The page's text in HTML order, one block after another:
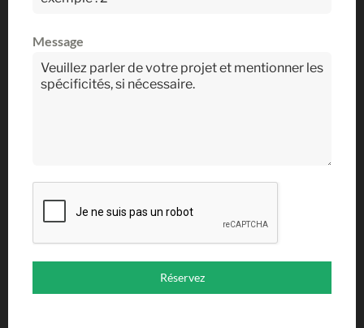
Message
Réservez